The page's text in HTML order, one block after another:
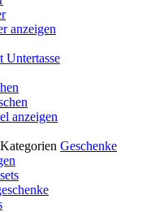
anzeigen
Untertasse
anzeigen
Geschenke